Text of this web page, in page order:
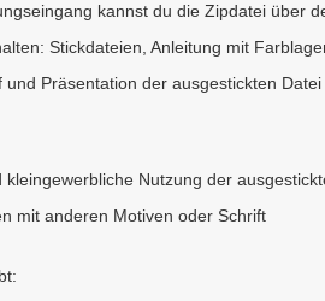
kannst du die Zipdatei über
Stickdateien, Anleitung mit
und Präsentation der ausgestickten
kleingewerbliche Nutzung der
mit anderen Motiven oder Schrift